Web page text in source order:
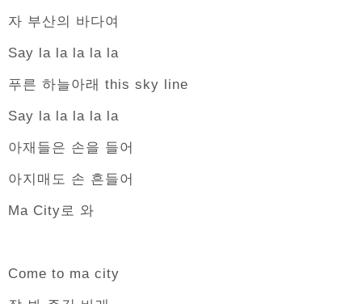
자 부산의 바다여
Say la la la la la
푸른 하늘아래 this sky line
Say la la la la la
아재들은 손을 들어
아지매도 손 흔들어
Ma City로 와
Come to ma city